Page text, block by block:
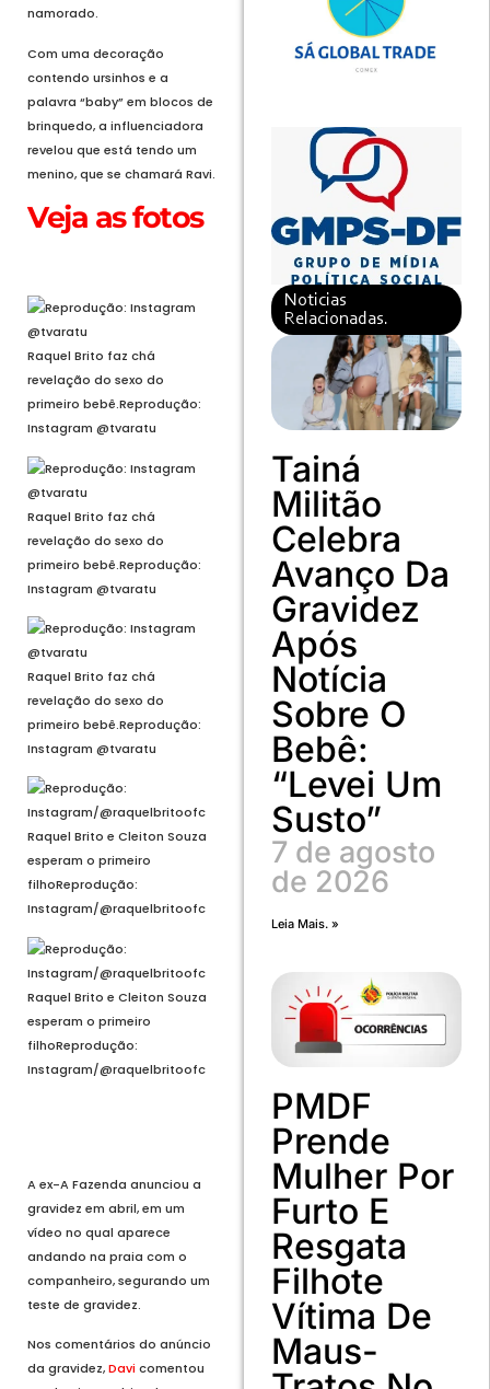
namorado.
Com uma decoração
contendo ursinhos e a
palavra “baby” em blocos de
brinquedo, a influenciadora
revelou que está tendo um
menino, que se chamará Ravi.
Veja as fotos
Raquel Brito faz chá
revelação do sexo do
primeiro bebê.Reprodução:
Instagram @tvaratu
Raquel Brito faz chá
revelação do sexo do
primeiro bebê.Reprodução:
Instagram @tvaratu
Raquel Brito faz chá
revelação do sexo do
primeiro bebê.Reprodução:
Instagram @tvaratu
Raquel Brito e Cleiton Souza
esperam o primeiro
filhoReprodução:
Instagram/@raquelbritoofc
Raquel Brito e Cleiton Souza
esperam o primeiro
filhoReprodução:
Instagram/@raquelbritoofc
A ex-A Fazenda anunciou a
gravidez em abril, em um
vídeo no qual aparece
andando na praia com o
companheiro, segurando um
teste de gravidez.
Nos comentários do anúncio
da gravidez,Davi comentou
Noticias
Relacionadas.
Tainá
Militão
Celebra
Avanço Da
Gravidez
Após
Notícia
Sobre O
Bebê:
“Levei Um
Susto”
7 de agosto
de 2026
Leia Mais. »
PMDF
Prende
Mulher Por
Furto E
Resgata
Filhote
Vítima De
Maus-